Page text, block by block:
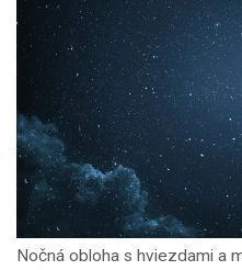
Nočná obloha s hviezdami a